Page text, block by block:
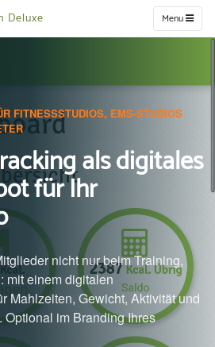
Deluxe Menu
FITNESSSTUDIOS, EMS-STUDIOS
als digitales
für Ihr
nicht nur beim Training,
mit einem digitalen
Mahlzeiten, Gewicht, Aktivität und
Optional im Branding Ihres